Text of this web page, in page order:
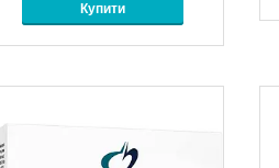
Купити